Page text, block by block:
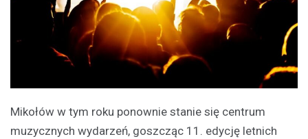
Mikołów w tym roku ponownie stanie się centrum
muzycznych wydarzeń, goszcząc 11. edycję letnich